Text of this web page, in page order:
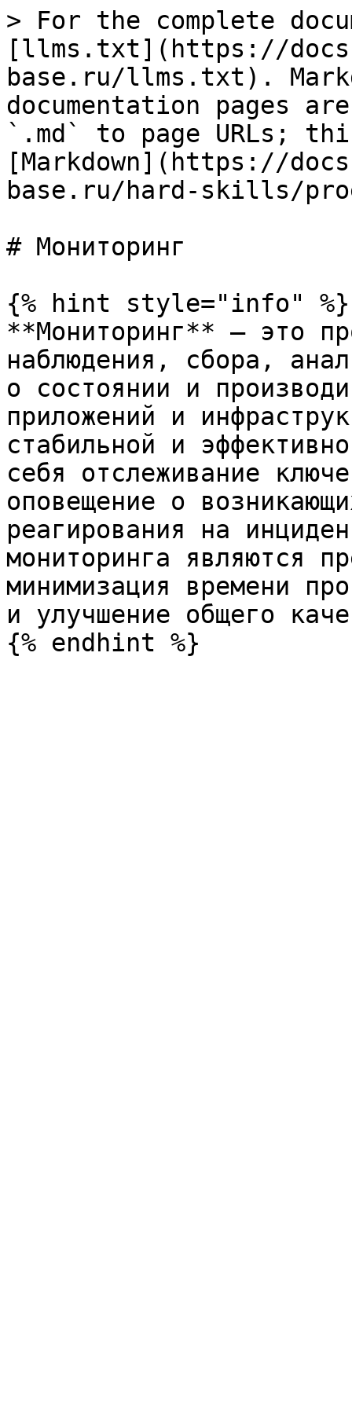
> For the complete
[llms.txt](https://
base.ru/llms.txt).
documentation pages
`.md` to page URLs;
[Markdown](https://
base.ru/hard-skills/
# Мониторинг
{% hint style="info" %}
**Мониторинг** — это
наблюдения, сбора,
о состоянии и
приложений и
стабильной и
себя отслеживание
оповещение о
реагирования на
мониторинга являются
минимизация времени
и улучшение общего